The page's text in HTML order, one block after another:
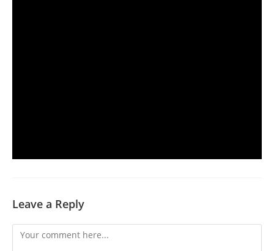
Leave a Reply
Comment